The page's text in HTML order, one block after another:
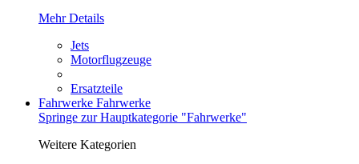
Mehr Details
Jets
Motorflugzeuge
Ersatzteile
Fahrwerke Fahrwerke
Springe zur Hauptkategorie "Fahrwerke"
Weitere Kategorien